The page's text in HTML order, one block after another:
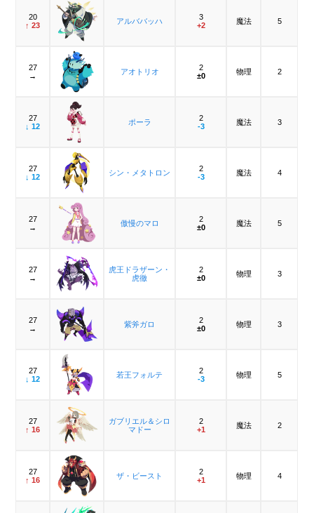
20
↑ 23
アルババッハ
3
+2
魔法 5
27
→
アオトリオ
2
±0
物理 2
27
↓ 12
ポーラ
2
-3
魔法 3
27
↓ 12
シン・メタトロン
2
-3
魔法 4
27
→
傲慢のマロ
2
±0
魔法 5
27
→
虎王ドラザーン・
虎徹
2
±0
物理 3
27
→
紫斧ガロ
2
±0
物理 3
27
↓ 12
若王フォルテ
2
-3
物理 5
27
↑ 16
ガブリエル＆シロ
マドー
2
+1
魔法 2
27
↑ 16
ザ・ビースト
2
+1
物理 4